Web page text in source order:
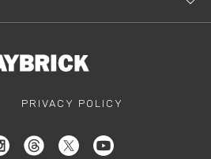
PRIVACY POLICY